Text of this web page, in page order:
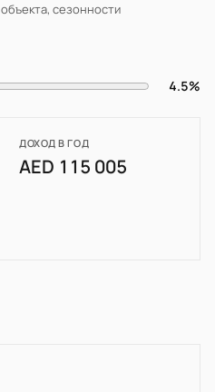
сезонности
4.5%
ДОХОД В ГОД
AED 115 005